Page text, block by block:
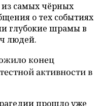
из самых чёрных
о тех событиях
глубокие шрамы в
людей.
конец
активности в
прошло уже